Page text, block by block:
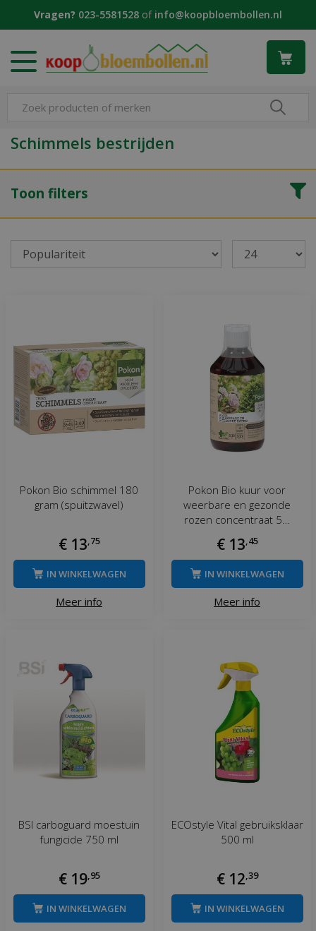
Vragen? 023-5581528 of info@koopbloembollen.nl
Schimmels bestrijden
Toon filters
Pokon Bio schimmel 180
gram (spuitzwavel)
€ 13 75
Meer info
IN WINKELWAGEN
Pokon Bio kuur voor
weerbare en gezonde
rozen concentraat 5…
€ 13 45
Meer info
IN WINKELWAGEN
BSI carboguard moestuin
fungicide 750 ml
€ 19, 95
IN WINKELWAGEN
ECOstyle Vital gebruiksklaar
500 ml
€ 12 39
IN WINKELWAGEN